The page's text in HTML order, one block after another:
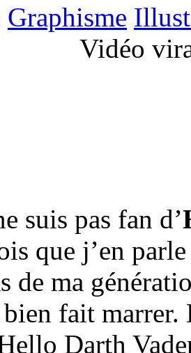
Graphisme
Vidéo
suis pas fan d’
que j’en
de ma
bien fait
Darth